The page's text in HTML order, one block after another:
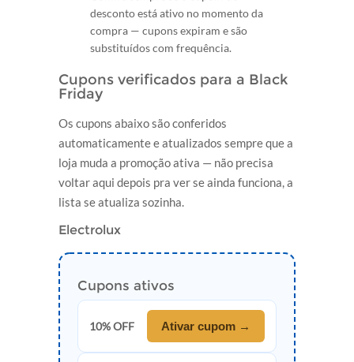
desconto está ativo no momento da
compra — cupons expiram e são
substituídos com frequência.
Cupons verificados para a Black
Friday
Os cupons abaixo são conferidos
automaticamente e atualizados sempre que a
loja muda a promoção ativa — não precisa
voltar aqui depois pra ver se ainda funciona, a
lista se atualiza sozinha.
Electrolux
Cupons ativos
10% OFF Ativar cupom →